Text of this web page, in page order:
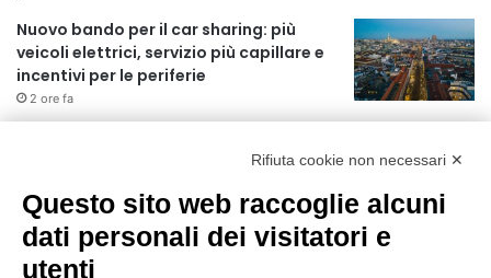
Nuovo bando per il car sharing: più
veicoli elettrici, servizio più capillare e
incentivi per le periferie
2 ore fa
75 anni di INFN. La comunità, la storia, il
futuro della ricerca in fisica
Rifiuta cookie non necessari ✕
Questo sito web raccoglie alcuni
dati personali dei visitatori e
utenti